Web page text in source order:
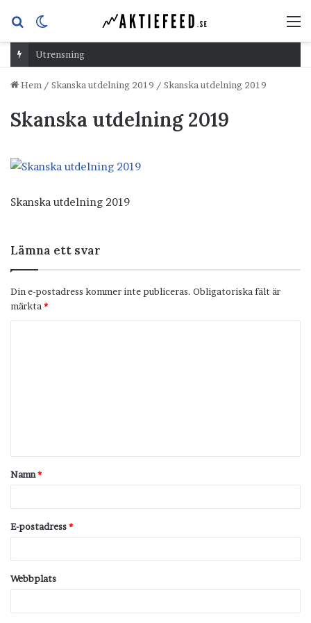
Sök
efterskin
Utrensning
Hem / Skanska utdelning 2019 / Skanska utdelning 2019
Skanska utdelning 2019
Skanska utdelning 2019
Lämna ett svar
Din e-postadress kommer inte publiceras. Obligatoriska fält är
märkta *
t
a
Namn*
E-postadress*
Webbplats